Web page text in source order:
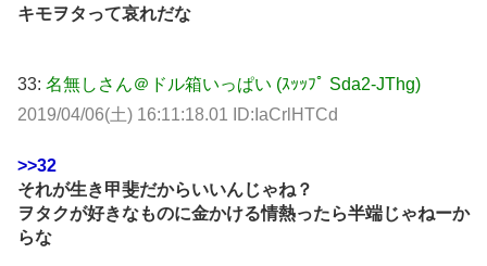
キモヲタって哀れだな
33: 名無しさん＠ドル箱いっぱい (ｽｯｯﾌﾟ Sda2-JThg)
2019/04/06(土) 16:11:18.01 ID:IaCrlHTCd
>>32
それが生き甲斐だからいいんじゃね？
ヲタクが好きなものに金かける情熱ったら半端じゃねーか
らな